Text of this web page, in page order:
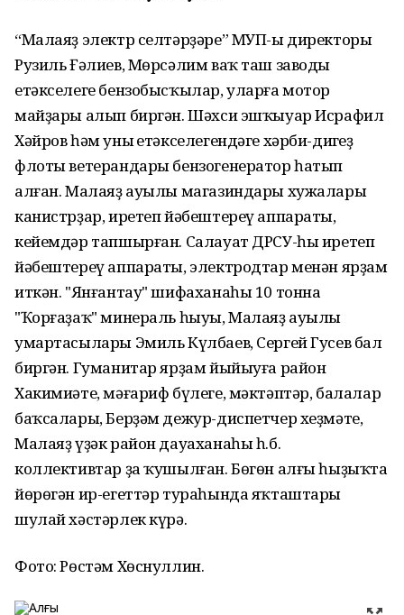
“Малаяҙ электр селтәрҙәре” МУП-ы директоры
Рузиль Ғәлиев, Мөрсәлим ваҡ таш заводы
етәкселеге бензобысҡылар, уларға мотор
майҙары алып биргән. Шәхси эшҡыуар Исрафил
Хәйров һәм уның етәкселегендәге хәрби-диңгеҙ
флоты ветерандары бензогенератор һатып
алған. Малаяҙ ауылы магазиндары хужалары
канистрҙар, иретеп йәбештереү аппараты,
кейемдәр тапшырған. Салауат ДРСУ-һы иретеп
йәбештереү аппараты, электродтар менән ярҙам
иткән. "Янғантау" шифаханаһы 10 тонна
"Ҡорғаҙаҡ" минераль һыуы, Малаяҙ ауылы
умартасылары Эмиль Күлбаев, Сергей Гусев бал
биргән. Гуманитар ярҙам йыйыуға район
Хакимиәте, мәғариф бүлеге, мәктәптәр, балалар
баҡсалары, Берҙәм дежур-диспетчер хеҙмәте,
Малаяҙ үҙәк район дауаханаһы һ.б.
коллективтар ҙа ҡушылған. Бөгөн алғы һыҙыҡта
йөрөгән ир-егеттәр тураһында яҡташтары
шулай хәстәрлек күрә.
Фото: Рөстәм Хөснуллин.